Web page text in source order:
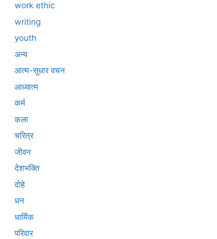
work ethic
writing
youth
अन्य
आत्म-सुधार वचन
आध्यात्म
कर्म
कला
चरित्र
जीवन
देशभक्ति
दोहे
धन
धार्मिक
परिवार